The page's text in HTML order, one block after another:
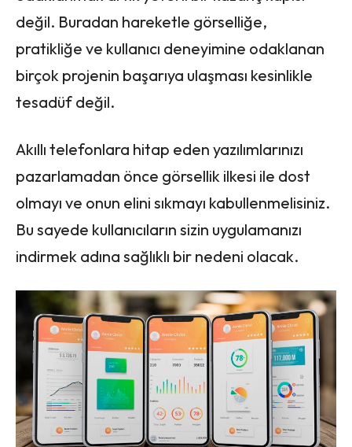
değil. Buradan hareketle görselliğe,
pratikliğe ve kullanıcı deneyimine odaklanan
birçok projenin başarıya ulaşması kesinlikle
tesadüf değil.
Akıllı telefonlara hitap eden yazılımlarınızı
pazarlamadan önce görsellik ilkesi ile dost
olmayı ve onun elini sıkmayı kabullenmelisiniz.
Bu sayede kullanıcıların sizin uygulamanızı
indirmek adına sağlıklı bir nedeni olacak.